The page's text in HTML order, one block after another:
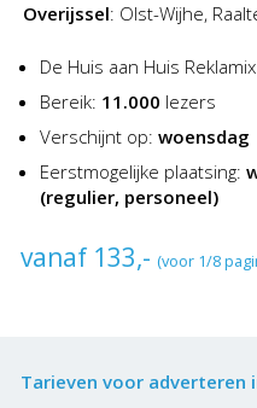
Overijssel: Olst-Wijhe,
De Huis aan Huis
Bereik: 11.000 lezers
Verschijnt op: woensdag
Eerstmogelijke plaatsing:
(regulier, personeel)
vanaf 133,- (voor 1/8
Tarieven voor adverteren